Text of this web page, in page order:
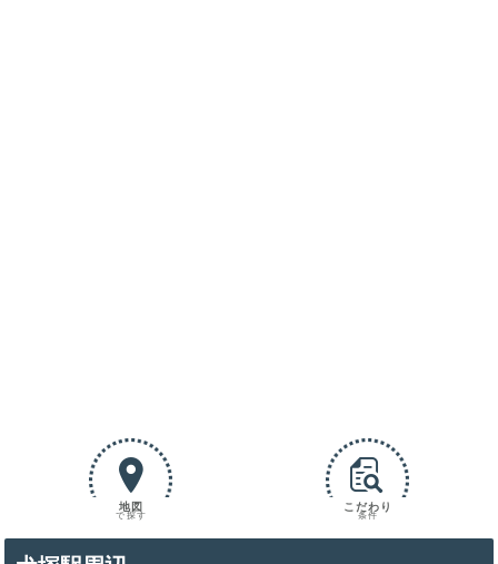
地図
で探す
こだわり
条件